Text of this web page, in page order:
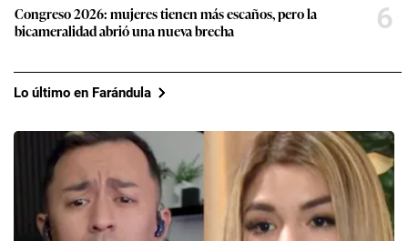
Congreso 2026: mujeres tienen más escaños, pero la
bicameralidad abrió una nueva brecha
6
Lo último en Farándula